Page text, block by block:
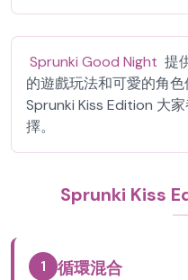
Sprunki Good Night 提
的遊戲玩法和可愛的角
Sprunki Kiss Edition 大
擇。
Sprunki Kiss
1 循環混合